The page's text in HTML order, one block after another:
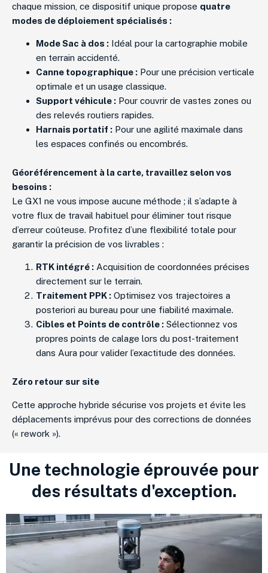
chaque mission, ce dispositif unique propose quatre
modes de déploiement spécialisés :
Mode Sac à dos : Idéal pour la cartographie mobile
en terrain accidenté.
Canne topographique : Pour une précision verticale
optimale et un usage classique.
Support véhicule : Pour couvrir de vastes zones ou
des relevés routiers rapides.
Harnais portatif : Pour une agilité maximale dans
les espaces confinés ou encombrés.
Géoréférencement à la carte, travaillez selon vos
besoins :
Le GX1 ne vous impose aucune méthode ; il s’adapte à
votre flux de travail habituel pour éliminer tout risque
d’erreur coûteuse. Profitez d’une flexibilité totale pour
garantir la précision de vos livrables :
RTK intégré : Acquisition de coordonnées précises
directement sur le terrain.
Traitement PPK : Optimisez vos trajectoires a
posteriori au bureau pour une fiabilité maximale.
Cibles et Points de contrôle : Sélectionnez vos
propres points de calage lors du post-traitement
dans Aura pour valider l’exactitude des données.
Zéro retour sur site
Cette approche hybride sécurise vos projets et évite les
déplacements imprévus pour des corrections de données
(« rework »).
Une technologie éprouvée pour
des résultats d'exception.